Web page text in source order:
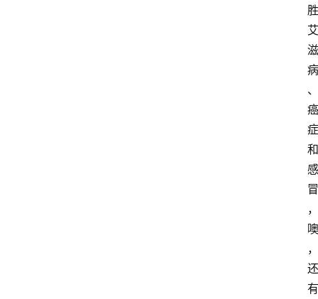
胜
艾
滋
病
、
癌
症
和
感
冒
，
噢
，
还
有